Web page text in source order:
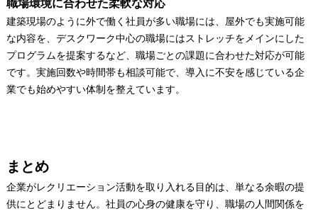
建築現場のように外で働く社員が多い職場には、屋外でも実施可能
な内容を、デスクワーク中心の職場にはストレッチをメインにした
プログラムを提案するなど、職場ごとの課題に合わせた対応が可能
です。実施回数や時間帯も相談可能で、導入に不安を感じている企
業でも始めやすい体制を整えています。
まとめ
企業がレクリエーション活動を取り入れる目的は、単なる余暇の提
供にとどまりません。社員の心身の健康を守り、職場の人間関係を